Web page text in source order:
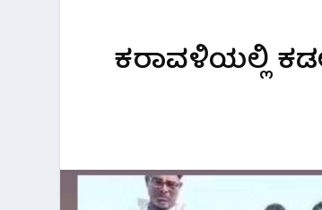
ಕರಾವಳಿಯಲ್ಲಿ